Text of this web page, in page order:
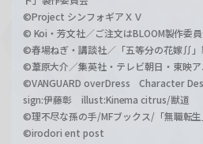
©Project シンフォギアＸＶ
© Koi・芳文社／ご注文はBLOOM製作委
©春場ねぎ・講談社／「五等分の花嫁∬」
©葦原大介／集英社・テレビ朝日・東映ア
©VANGUARD overDress Character
sign:伊藤彰 illust:Kinema citrus/獣道
©理不尽な孫の手/MFブックス/「無職転
©irodori ent post